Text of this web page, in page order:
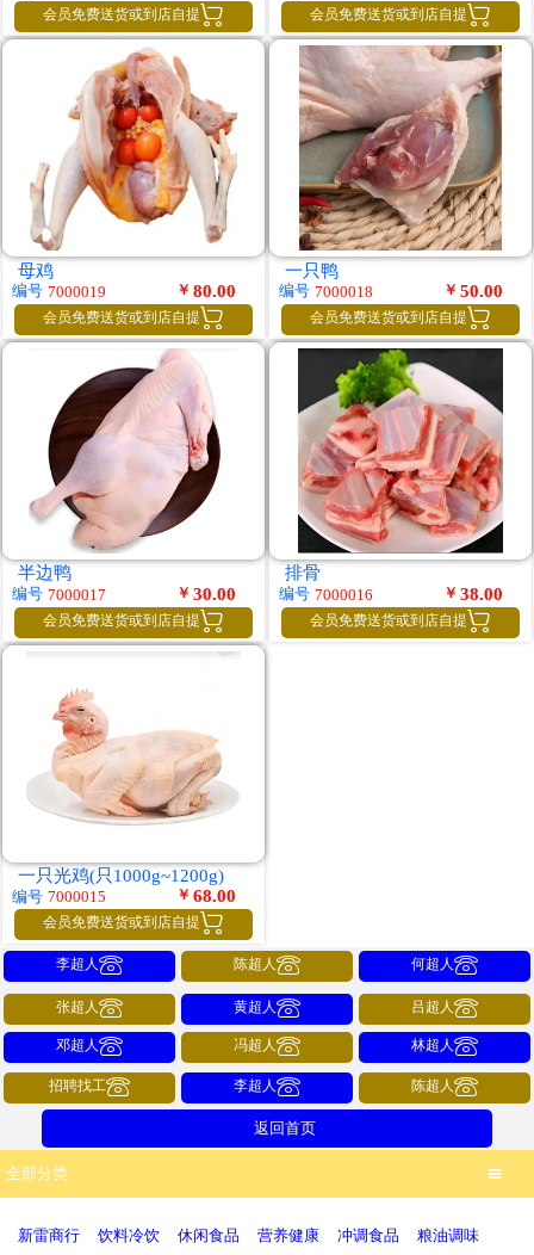
会员免费送货或到店自提  会员免费送货或到店自提 
母鸡
编号 7000019 ￥ 80.00
会员免费送货或到店自提 
一只鸭
编号 7000018 ￥ 50.00
会员免费送货或到店自提 
半边鸭
编号 7000017 ￥ 30.00
会员免费送货或到店自提 
排骨
编号 7000016 ￥ 38.00
会员免费送货或到店自提 
一只光鸡(只1000g~1200g)
编号 7000015 ￥ 68.00
会员免费送货或到店自提 
李超人 陈超人 何超人
张超人 黄超人 吕超人
邓超人 冯超人 林超人
招聘找工 李超人 陈超人
返回首页
全部分类 
新雷商行 饮料冷饮 休闲食品 营养健康 冲调食品 粮油调味